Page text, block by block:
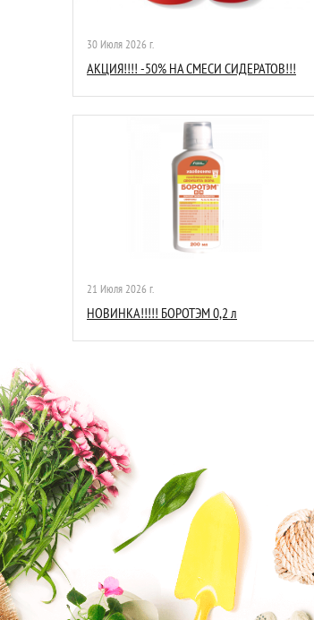
30 Июля 2026 г.
АКЦИЯ!!!! -50% НА СМЕСИ СИДЕРАТОВ!!!
21 Июля 2026 г.
НОВИНКА!!!!! БОРОТЭМ 0,2 л